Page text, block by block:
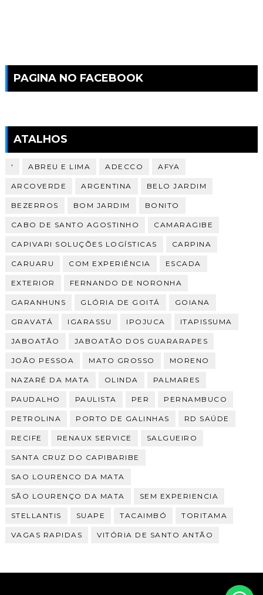
PAGINA NO FACEBOOK
ATALHOS
' ABREU E LIMA ADECCO AFYA
ARCOVERDE ARGENTINA BELO JARDIM
BEZERROS BOM JARDIM BONITO
CABO DE SANTO AGOSTINHO CAMARAGIBE
CAPIVARI SOLUÇÕES LOGÍSTICAS CARPINA
CARUARU COM EXPERIÊNCIA ESCADA
EXTERIOR FERNANDO DE NORONHA
GARANHUNS GLÓRIA DE GOITÁ GOIANA
GRAVATÁ IGARASSU IPOJUCA ITAPISSUMA
JABOATÃO JABOATÃO DOS GUARARAPES
JOÃO PESSOA MATO GROSSO MORENO
NAZARÉ DA MATA OLINDA PALMARES
PAUDALHO PAULISTA PER PERNAMBUCO
PETROLINA PORTO DE GALINHAS RD SAÚDE
RECIFE RENAUX SERVICE SALGUEIRO
SANTA CRUZ DO CAPIBARIBE
SAO LOURENCO DA MATA
SÃO LOURENÇO DA MATA SEM EXPERIENCIA
STELLANTIS SUAPE TACAIMBÓ TORITAMA
VAGAS RAPIDAS VITÓRIA DE SANTO ANTÃO